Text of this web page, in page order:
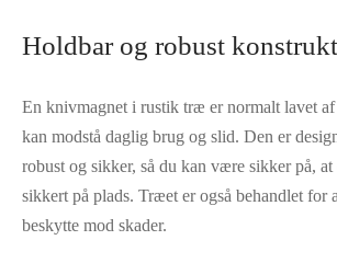
Holdbar og robust
En knivmagnet i rustik træ er normalt lavet
kan modstå daglig brug og slid. Den er
robust og sikker, så du kan være sikker på,
sikkert på plads. Træet er også behandlet for
beskytte mod skader.